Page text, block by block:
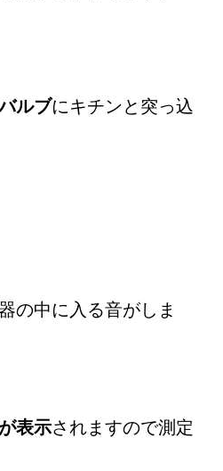
ルブにキチンと突っ込
の中に入る音がしま
表示されますので測定